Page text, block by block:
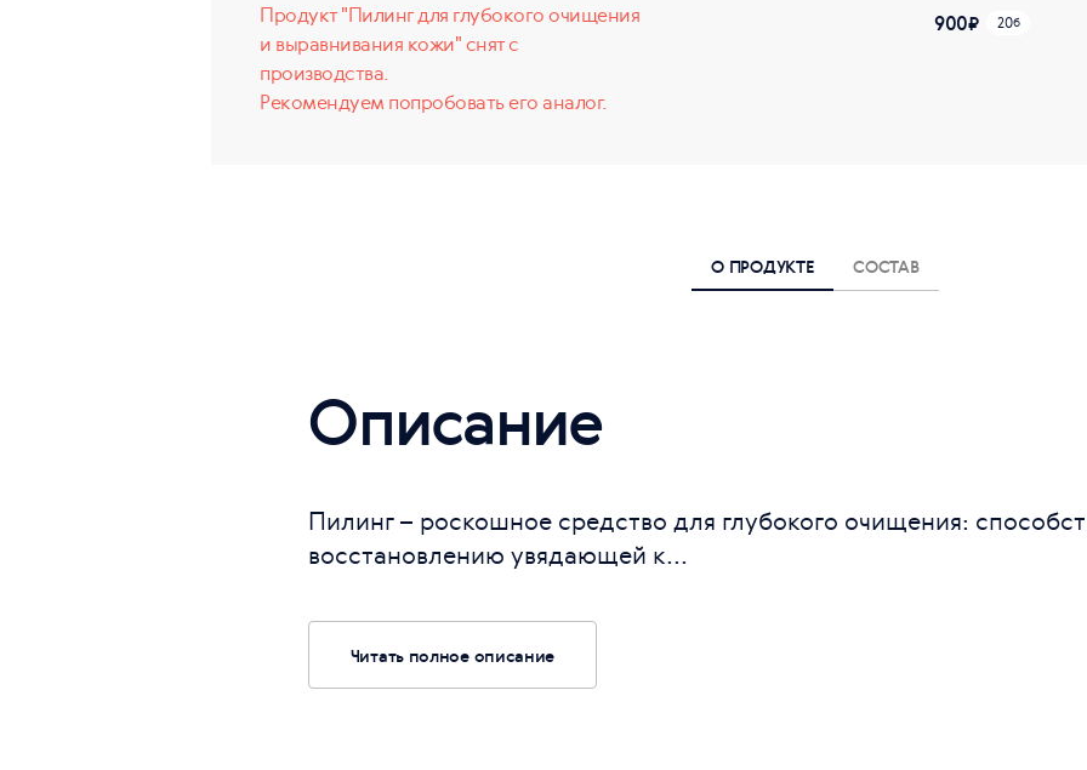
Продукт "Пилинг для глубокого очищения
и выравнивания кожи" снят с
производства.
Рекомендуем попробовать его аналог.
900₽ 20б
О ПРОДУКТЕ СОСТАВ
Описание
Пилинг – роскошное средство для глубокого очищения:
восстановлению увядающей к...
Читать полное описание